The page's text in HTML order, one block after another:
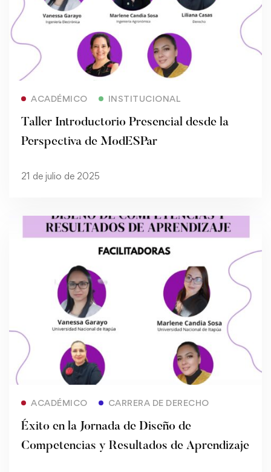
ACADÉMICO INSTITUCIONAL
Taller Introductorio Presencial desde la
Perspectiva de ModESPar
21 de julio de 2025
ACADÉMICO CARRERA DE DERECHO
Éxito en la Jornada de Diseño de
Competencias y Resultados de Aprendizaje